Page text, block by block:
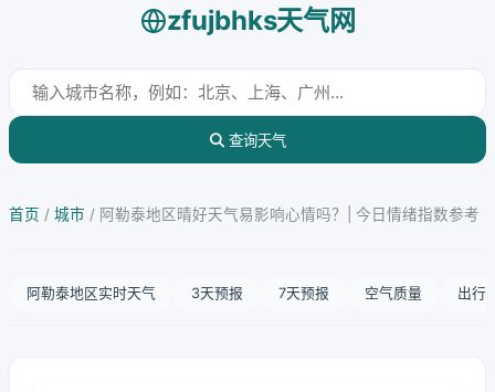
zfujbhks天气网
查询天气
首页 / 城市 / 阿勒泰地区晴好天气易影响心情吗？| 今日情绪指数参考
阿勒泰地区实时天气 3天预报 7天预报 空气质量 出行